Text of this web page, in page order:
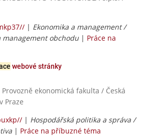
| Ekonomika a management /
management obchodu | Práce na
webové stránky
ekonomická fakulta / Česká
Praze
| Hospodářská politika a správa /
| Práce na příbuzné téma